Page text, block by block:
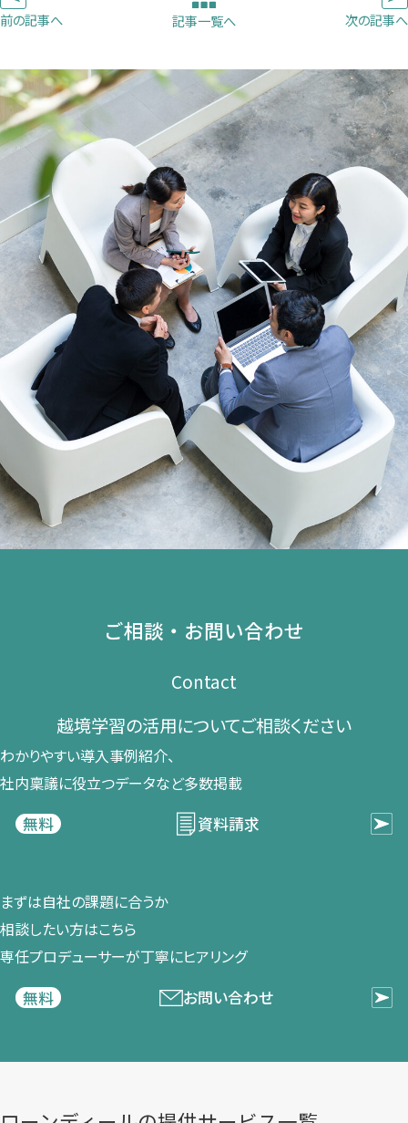
き
ま
す）
き
ま
す）
で
き
ま
す）
前の記事へ 記事一覧へ 次の記事へ
ご相談・お問い合わせ
Contact
越境学習の​活用に​ついて​ご相談ください​
わかりやすい導入事例紹介、​
社内稟議に​役立つデータなど​多数掲載
無料
資料請求
まずは​自社の​課題に​合うか​
相談したい方は​こちら
専任プロデューサーが​丁寧に​ヒアリング
無料
お問い合わせ